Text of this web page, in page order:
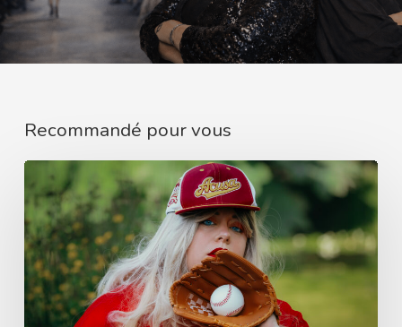
Recommandé pour vous
style
baseball
en
grande
taille